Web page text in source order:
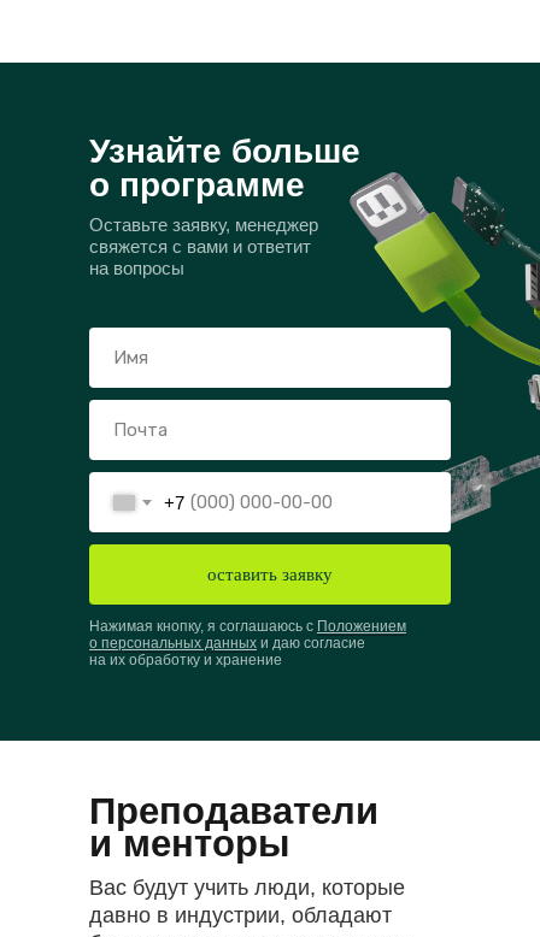
Узнайте больше
о программе
Оставьте заявку, менеджер
свяжется с вами и ответит
на вопросы
Нажимая кнопку, я соглашаюсь с Положением
о персональных данных и даю согласие
на их обработку и хранение
+7
оставить заявку
Преподаватели
и менторы
Вас будут учить люди, которые
давно в индустрии, обладают